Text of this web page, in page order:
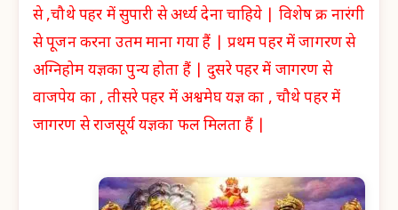
से ,चौथे पहर में सुपारी से अर्ध्य देना चाहिये | विशेष क्र नारंगी
से पूजन करना उतम माना गया हैं | प्रथम पहर में जागरण से
अग्निहोम यज्ञका पुन्य होता हैं | दुसरे पहर में जागरण से
वाजपेय का , तीसरे पहर में अश्वमेघ यज्ञ का , चौथे पहर में
जागरण से राजसूर्य यज्ञका फल मिलता हैं |